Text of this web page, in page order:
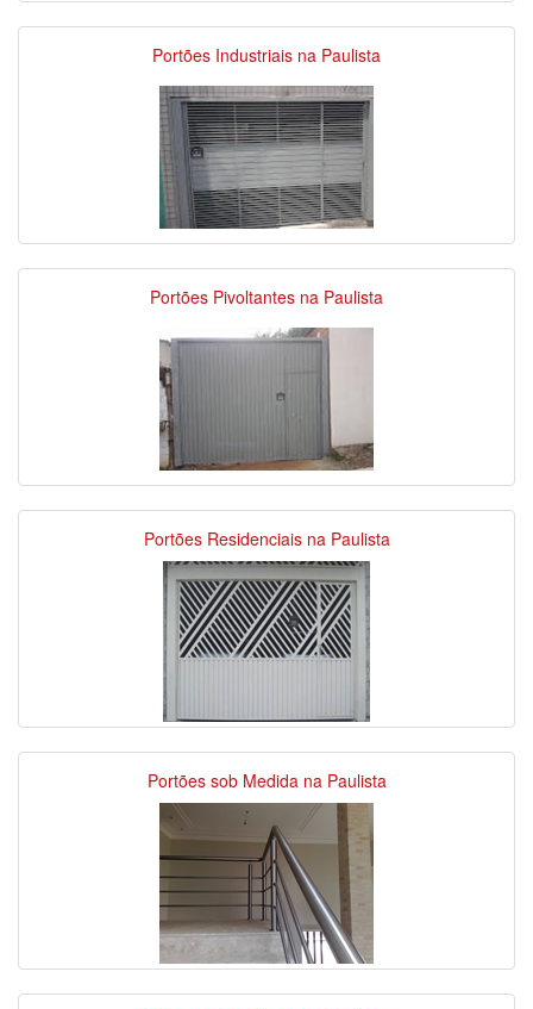
Portões Industriais na Paulista
Portões Pivoltantes na Paulista
Portões Residenciais na Paulista
Portões sob Medida na Paulista